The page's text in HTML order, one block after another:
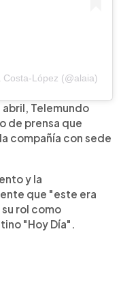
López (@alaia)
Telemundo
de prensa que
compañía con sede
y la
que "este era
rol como
"Hoy Día".